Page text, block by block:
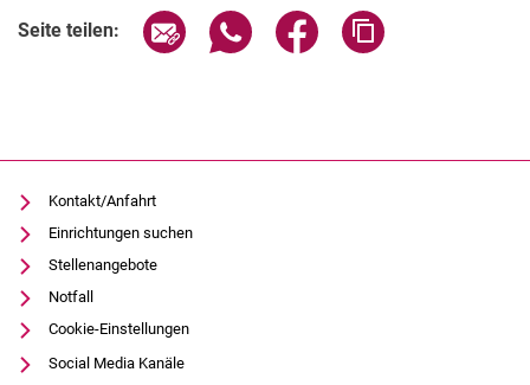
Seite teilen: Seite über E-Mail teilen
Seite über WhatsApp teilen
Seite über Facebook
Kontakt/Anfahrt
Einrichtungen suchen
Stellenangebote
Notfall
Cookie-Einstellungen
Social Media Kanäle